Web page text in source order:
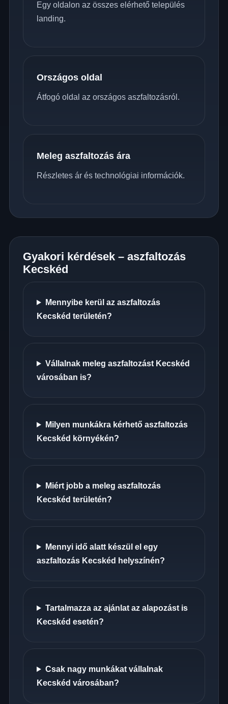
Egy oldalon az összes elérhető település
landing.
Országos oldal
Átfogó oldal az országos aszfaltozásról.
Meleg aszfaltozás ára
Részletes ár és technológiai információk.
Gyakori kérdések – aszfaltozás
Kecskéd
Mennyibe kerül az aszfaltozás
Kecskéd területén?
Vállalnak meleg aszfaltozást Kecskéd
városában is?
Milyen munkákra kérhető aszfaltozás
Kecskéd környékén?
Miért jobb a meleg aszfaltozás
Kecskéd területén?
Mennyi idő alatt készül el egy
aszfaltozás Kecskéd helyszínén?
Tartalmazza az ajánlat az alapozást is
Kecskéd esetén?
Csak nagy munkákat vállalnak
Kecskéd városában?